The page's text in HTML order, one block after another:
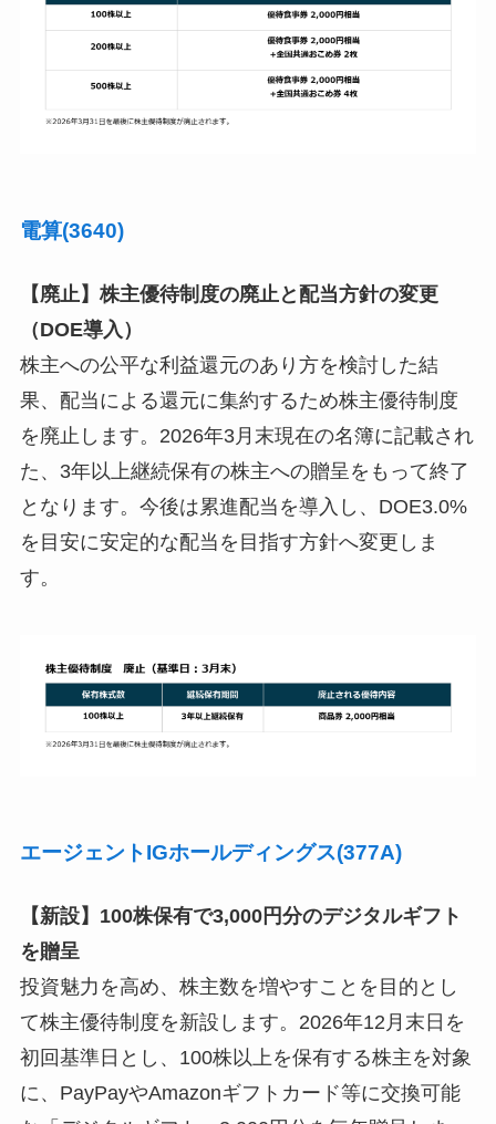
電算(3640)
【廃止】株主優待制度の廃止と配当方針の変更
（DOE導入）
株主への公平な利益還元のあり方を検討した結
果、配当による還元に集約するため株主優待制度
を廃止します。2026年3月末現在の名簿に記載され
た、3年以上継続保有の株主への贈呈をもって終了
となります。今後は累進配当を導入し、DOE3.0%
を目安に安定的な配当を目指す方針へ変更しま
す。
エージェントIGホールディングス(377A)
【新設】100株保有で3,000円分のデジタルギフト
を贈呈
投資魅力を高め、株主数を増やすことを目的とし
て株主優待制度を新設します。2026年12月末日を
初回基準日とし、100株以上を保有する株主を対象
に、PayPayやAmazonギフトカード等に交換可能